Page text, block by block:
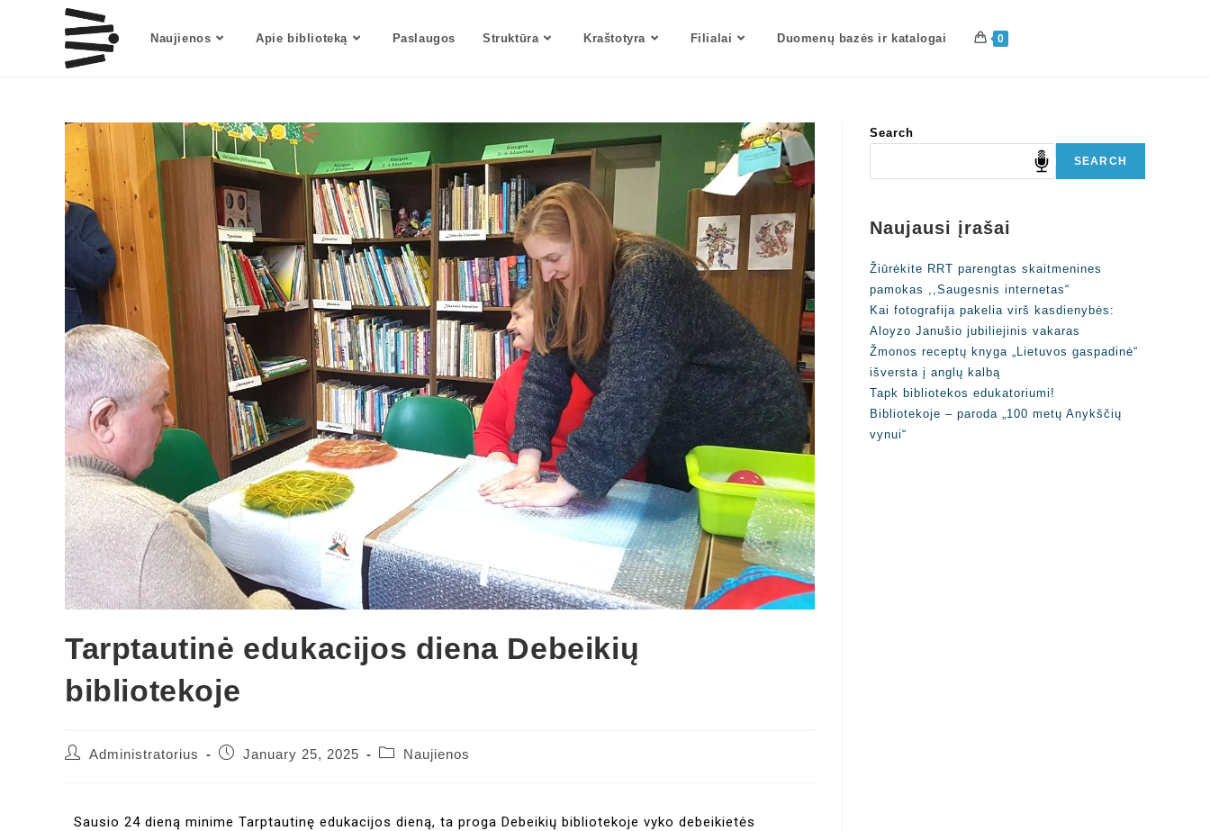
Naujienos Apie biblioteką Paslaugos Struktūra Kraštotyra Filialai Duomenų bazės ir katalogai 0
Tarptautinė edukacijos diena Debeikių
bibliotekoje
Administratorius January 25, 2025 Naujienos
Sausio 24 dieną minime Tarptautinę edukacijos dieną, ta proga Debeikių bibliotekoje vyko debeikietės
Search
SEARCH
Naujausi įrašai
Žiūrėkite RRT parengtas skaitmenines
pamokas ,,Saugesnis internetas“
Kai fotografija pakelia virš kasdienybės:
Aloyzo Janušio jubiliejinis vakaras
Žmonos receptų knyga „Lietuvos gaspadinė“
išversta į anglų kalbą
Tapk bibliotekos edukatoriumi!
Bibliotekoje – paroda „100 metų Anykščių
vynui“